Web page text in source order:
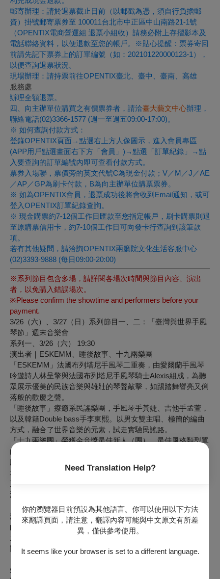
Need Translation Help?
你的瀏覽器目前預設為其他語言。你可以使用以下方法
來翻譯頁面，請注意，翻譯內容可能與中文原文有所差
異，僅供參考使用。
It seems like your browser is set to a different language.
郵寄辦理：請於退票截止日前（以郵戳為憑，須自行負擔郵
資）掛號郵寄票券至 100011台北市中正區中山南路21-1號
（OPENTIX電商營運組 退票小組收）請務必附上存摺影本及
電話聯絡資料，以便退款至您的帳戶。※貼心提醒：票券寄回
前請先記下票券上的訂單編號（如：202101220000123-1），
以便查詢退票狀況。
現場辦理：請持票前往OPENTIX臺北、臺中、臺南、高雄
服務處
辦理全額退票。
四、向主辦單位購買之有價票券者，請洽臺大藝文中心辦理，
聯絡電話(02)3366-1577 (週一至週五09:00-17:00)。
※ 如何查詢付款方式：
登錄OPENTIX頁面→點選右上方人像圖示，進入會員專區
(APP用戶點選畫面右下方「會員」)→點選「訂單紀錄」→點
入要查詢的訂單編號內即可查看付款方式。
票券入場聯，票價旁的英文代號C為現金付款；V／M／J／AE
／AP／GP為刷卡付款，B為向主辦單位購票票券。
※ 如為OPENTIX會員，退票成功後將會收到Email通知，或可
登入OPENTIX訂單紀錄查詢。
※ 現金購票約7-12個工作日匯款至您指定帳戶，刷卡購票則退
至原購票信用卡，約7-10個工作日可向發卡行查詢到該筆款
項。
若有其他疑問，請洽詢OPENTIX兩廳院文化生活客服中心
(02)3393-9888 (每日09:00-20:00)
※系列節目包含多場，請詳閱各場次時間與節目內容、演出
者，以免購入錯誤場次。
※Please confirm the showtime and performers before your
payment.
3/26（六）、3/27（日）系列節目一、二：「臺灣與世界手風
琴節」週末音樂會
系列一、3/26（六） 19:30
演出者｜ESKEMM、睡後故事、十九兩樂團
「ESKEMM」法國布列塔尼手風琴二重奏，由愛爾蘭手風琴
吟遊詩人林呈擎與法國布列塔尼手風琴騎士Alexis組成，為聽
眾展示優美的民族音樂與雄壯的琴聲敲擊，如踢踏舞響亮又俐
落般的歡慶之聲。
「睡後故事」療癒系民謠樂團，手風琴手黃婕、吉他手孟萱，
以及韓籍Double bass手李東熙。以男女雙主唱、極簡的編曲
方式，融合了世界音樂的元素，試走實驗民謠路。
「十九兩樂團」榮獲金音獎最佳新人（團）、最佳風格類型單
曲，由金音獎最佳樂手阿雞與小提琴怪才瑞奇組成，兩人不按
牌理出牌的世界觀和幽默感極具風格，並擅長以獨特的音樂劇
場形式演出。
系列二、3/27（日） 14:30
演出者｜呼倫貝爾之風、放風箏樂團、承宗＆Roberto
「呼倫貝爾之風」王學畢業於北京中央音樂學院，主修手風琴
演奏；張可欣畢業於輔仁大學音樂研究所。來自滿洲里及台北
的兩人，因手風琴而結緣，以二重奏方式，精湛演繹內蒙古民
族風格樂曲與古典風格樂曲的完美融合，引領聽眾暢遊呼倫貝
爾草原。
靖帶來的古箏與手風琴之中西跨界音樂創作樂團，帶領聽眾橫